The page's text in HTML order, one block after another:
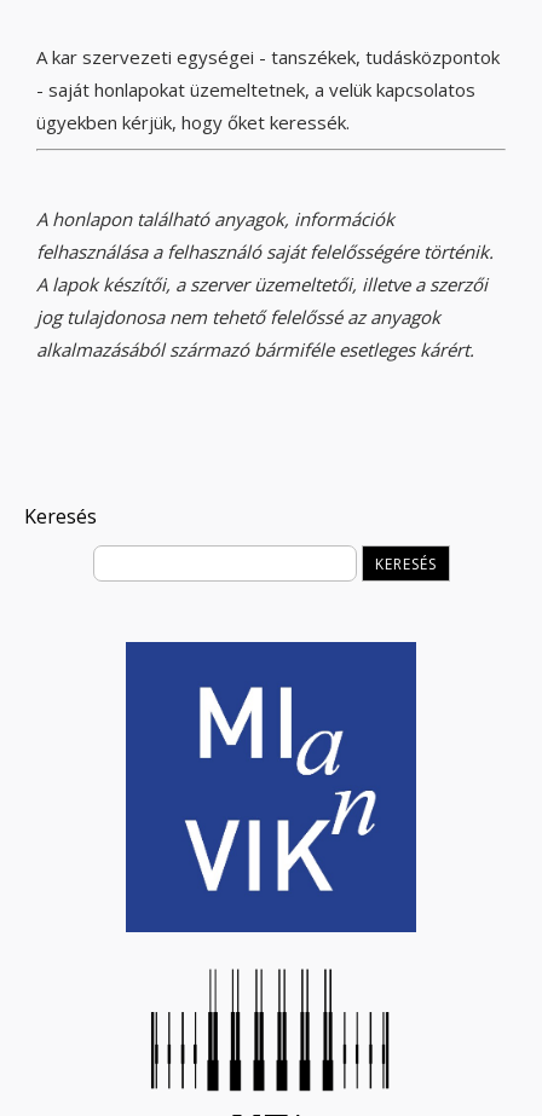
A kar szervezeti egységei - tanszékek, tudásközpontok
- saját honlapokat üzemeltetnek, a velük kapcsolatos
ügyekben kérjük, hogy őket keressék.
A honlapon található anyagok, információk
felhasználása a felhasználó saját felelősségére történik.
A lapok készítői, a szerver üzemeltetői, illetve a szerzői
jog tulajdonosa nem tehető felelőssé az anyagok
alkalmazásából származó bármiféle esetleges kárért.
Keresés